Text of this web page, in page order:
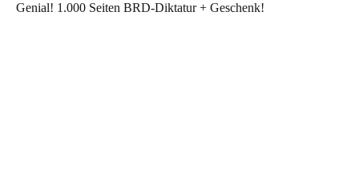
Genial! 1.000 Seiten BRD-Diktatur + Geschenk!